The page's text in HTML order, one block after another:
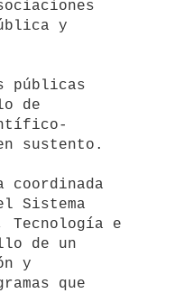
públicas
de
sustento.
Sistema
de un
que